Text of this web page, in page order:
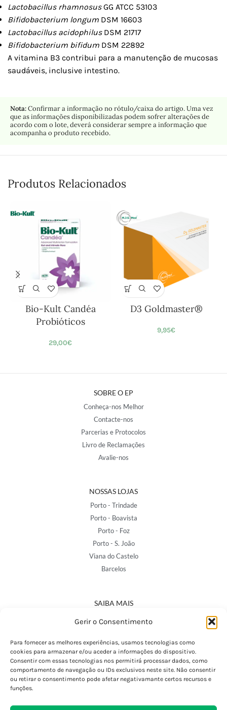
Gerir o Consentimento
Para fornecer as melhores experiências, usamos tecnologias como
cookies para armazenar e/ou aceder a informações do dispositivo.
Consentir com essas tecnologias nos permitirá processar dados, como
comportamento de navegação ou IDs exclusivos neste site. Não consentir
ou retirar o consentimento pode afetar negativamante certos recursos e
funções.
Lactobacillus rhamnosusGG ATCC 53103
Bifidobacterium longum DSM 16603
Lactobacillus acidophilusDSM 21717
Bifidobacterium bifidum DSM 22892
A vitamina B3 contribui para a manutenção de mucosas
saudáveis, inclusive intestino.
Nota:Confirmar a informação no rótulo/caixa do artigo. Uma vez
que as informações disponibilizadas podem sofrer alterações de
acordo com o lote, deverá considerar sempre a informação que
acompanha o produto recebido.
Produtos Relacionados
Bio-Kult Candéa
Probióticos
29,00€
D3 Goldmaster®
9,95€
SOBRE O EP
Conheça-nos Melhor
Contacte-nos
Parcerias e Protocolos
Livro de Reclamações
Avalie-nos
NOSSAS LOJAS
Porto - Trindade
Porto - Boavista
Porto - Foz
Porto - S. João
Viana do Castelo
Barcelos
SAIBA MAIS
Política de Privacidade
Termos e Condições
Perguntas Frequentes
Custos de Envio
Encomendas Internacionais
Devoluções e Trocas